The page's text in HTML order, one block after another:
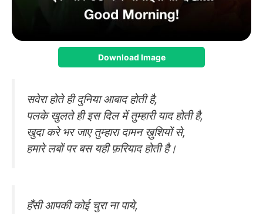
Download Image
सवेरा होते ही दुनिया आबाद होती है,
पलके खुलते ही इस दिल में तुम्हारी याद होती है,
खुदा करे भर जाए तुम्हारा दामन ख़ुशियों से,
हमारे लबों पर बस यही फ़रियाद होती है।
हँसी आपकी कोई चुरा ना पाये,